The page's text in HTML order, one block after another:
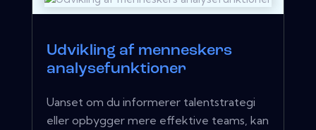
Udvikling af menneskers
analysefunktioner
Uanset om du informerer talentstrategi
eller opbygger mere effektive teams, kan